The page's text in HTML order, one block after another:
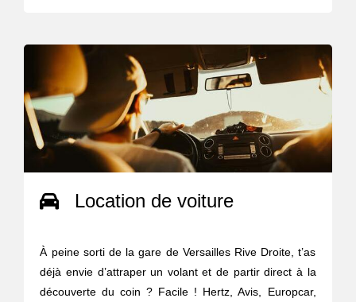
Location de voiture
À peine sorti de la gare de Versailles Rive Droite, t’as
déjà envie d’attraper un volant et de partir direct à la
découverte du coin ? Facile ! Hertz, Avis, Europcar,